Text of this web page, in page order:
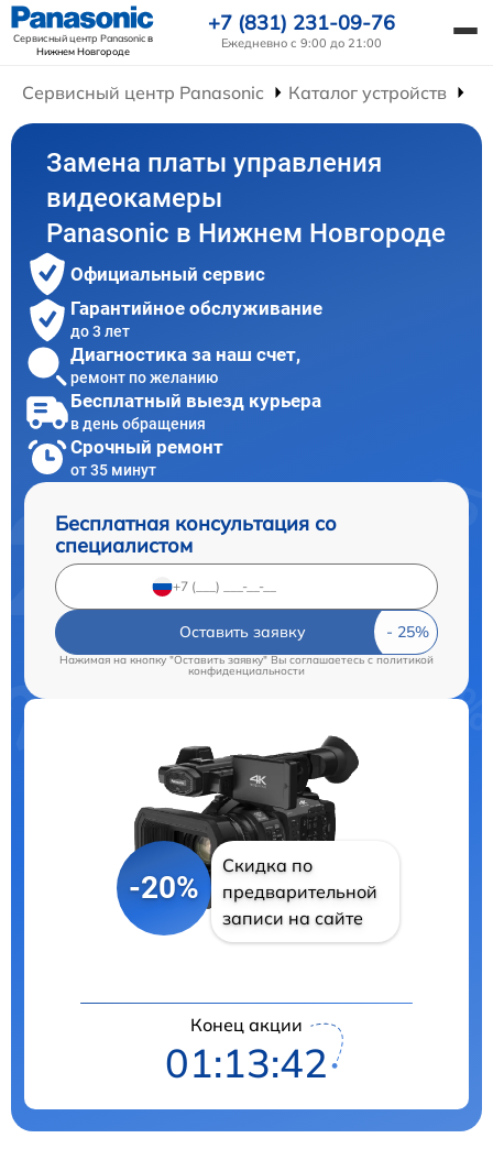
Сервисный центр Panasonicв
Нижнем Новгороде
+7 (831) 231-09-76
Ежедневно с 9:00 до 21:00
Сервисный центр Panasonic Каталог устройств
Замена платы управления
видеокамеры
Panasonic в Нижнем Новгороде
Официальный сервис
Гарантийное обслуживание
до 3 лет
Диагностика за наш счет,
ремонт по желанию
Бесплатный выезд курьера
в день обращения
Срочный ремонт
от 35 минут
Бесплатная консультация со
специалистом
Оставить заявку
Нажимая на кнопку "Оставить заявку" Вы соглашаетесь cполитикой
конфиденциальности
-20%
Скидка по
предварительной
записи на сайте
Конец акции
01:13:41